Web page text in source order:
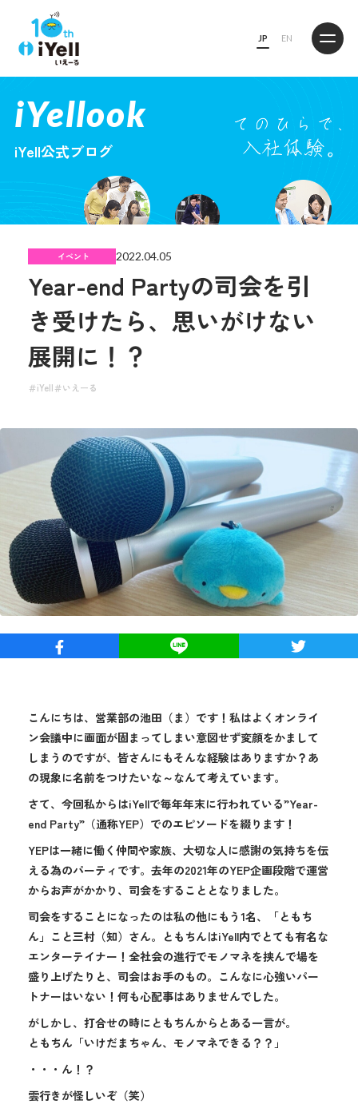
JP EN
iYellook
iYell公式ブログ
イベント 2022.04.05
Year-end Partyの司会を引
き受けたら、思いがけない
展開に！？
iYell いえーる
こんにちは、営業部の池田（ま）です！私はよくオンライ
ン会議中に画面が固まってしまい意図せず変顔をかまして
しまうのですが、皆さんにもそんな経験はありますか？あ
の現象に名前をつけたいな～なんて考えています。
さて、今回私からはiYellで毎年年末に行われている”Year-
end Party”（通称YEP）でのエピソードを綴ります！
YEPは一緒に働く仲間や家族、大切な人に感謝の気持ちを伝
える為のパーティです。去年の2021年のYEP企画段階で運営
からお声がかかり、司会をすることとなりました。
司会をすることになったのは私の他にもう1名、「ともち
ん」こと三村（知）さん。ともちんはiYell内でとても有名な
エンターテイナー！全社会の進行でモノマネを挟んで場を
盛り上げたりと、司会はお手のもの。こんなに心強いパー
トナーはいない！何も心配事はありませんでした。
がしかし、打合せの時にともちんからとある一言が。
ともちん「いけだまちゃん、モノマネできる？？」
・・・ん！？
雲行きが怪しいぞ（笑）